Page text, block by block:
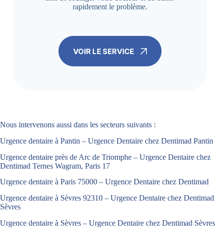
rapidement le problème.
VOIR LE SERVICE
Nous intervenons aussi dans les secteurs suivants :
Urgence dentaire à Pantin – Urgence Dentaire chez Dentimad Pantin
Urgence dentaire près de Arc de Triomphe – Urgence Dentaire chez
Dentimad Ternes Wagram, Paris 17
Urgence dentaire à Paris 75000 – Urgence Dentaire chez Dentimad
Urgence dentaire à Sèvres 92310 – Urgence Dentaire chez Dentimad
Sèvres
Urgence dentaire à Sèvres – Urgence Dentaire chez Dentimad Sèvres